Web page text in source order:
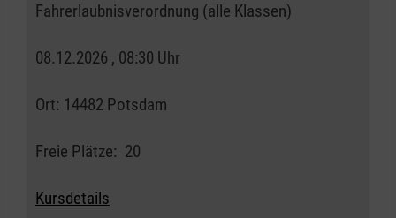
Fahrerlaubnisverordnung (alle Klassen)
08.12.2026 , 08:30 Uhr
Ort: 14482 Potsdam
Freie Plätze: 20
Kursdetails